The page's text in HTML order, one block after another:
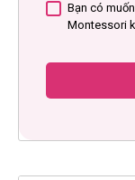
Bạn có
Montessori